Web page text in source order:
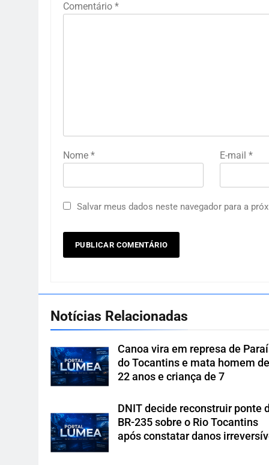
Comentário *
Nome * E-mail *
Salvar meus dados neste navegador para a
Notícias Relacionadas
Canoa vira em represa de
do Tocantins e mata homem
22 anos e criança de 7
DNIT decide reconstruir ponte
BR-235 sobre o Rio Tocantins
após constatar danos